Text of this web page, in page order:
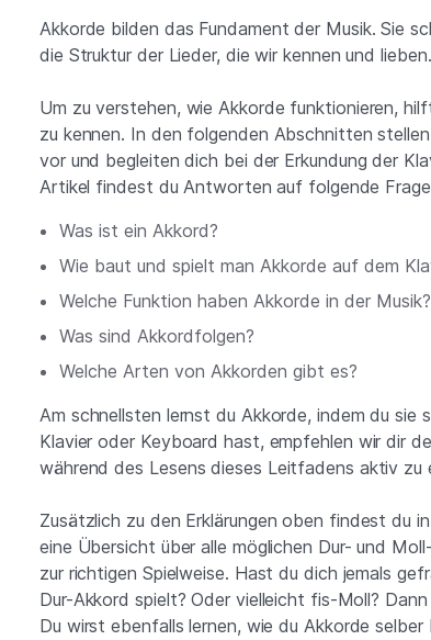
Akkorde bilden das Fundament der Musik. Sie
die Struktur der Lieder, die wir kennen und lieben.
Um zu verstehen, wie Akkorde funktionieren,
zu kennen. In den folgenden Abschnitten
vor und begleiten dich bei der Erkundung der
Artikel findest du Antworten auf folgende
Was ist ein Akkord?
Wie baut und spielt man Akkorde auf dem
Welche Funktion haben Akkorde in der Musik?
Was sind Akkordfolgen?
Welche Arten von Akkorden gibt es?
Am schnellsten lernst du Akkorde, indem du sie
Klavier oder Keyboard hast, empfehlen wir dir
während des Lesens dieses Leitfadens aktiv zu
Zusätzlich zu den Erklärungen oben findest du
eine Übersicht über alle möglichen Dur- und
zur richtigen Spielweise. Hast du dich jemals
Dur-Akkord spielt? Oder vielleicht fis-Moll?
Du wirst ebenfalls lernen, wie du Akkorde selber